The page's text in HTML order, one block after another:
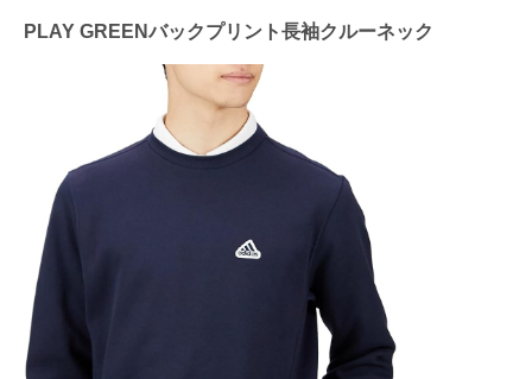
PLAY GREENバックプリント長袖クルーネック